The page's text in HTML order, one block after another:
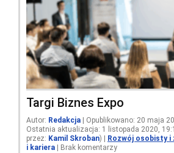
Targi Biznes Expo
Autor: Redakcja | Opublikowano: 20 maja
Ostatnia aktualizacja: 1 listopada 2020,
przez: Kamil Skroban) Rozwój osobisty i
i kariera
Brak komentarzy